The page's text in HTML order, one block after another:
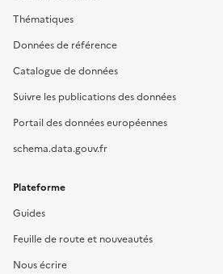
Thématiques
Données de référence
Catalogue de données
Suivre les publications des données
Portail des données européennes
schema.data.gouv.fr
Plateforme
Guides
Feuille de route et nouveautés
Nous écrire